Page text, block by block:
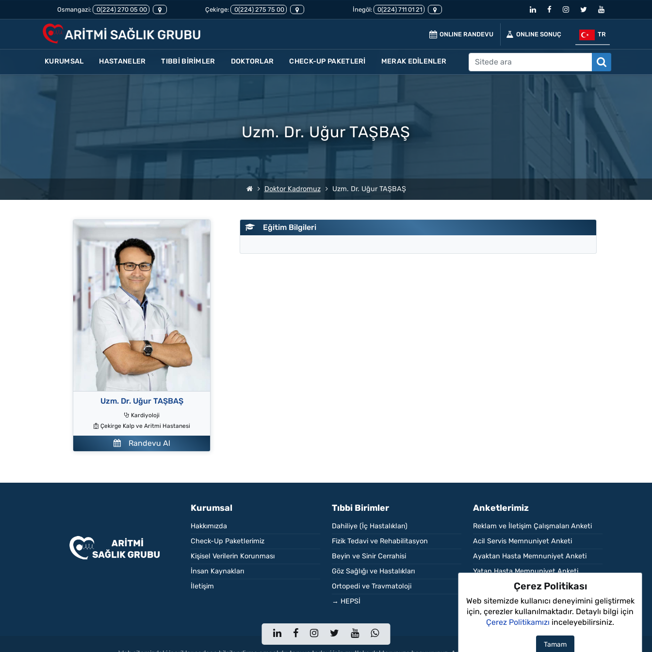
Osmangazi: 0(224) 270 05 00 Çekirge: 0(224) 275 75 00 İnegöl: 0(224) 711 01 21
ONLINE RANDEVU ONLINE SONUÇ TR
KURUMSAL HASTANELER TIBBİ BİRİMLER DOKTORLAR CHECK-UP PAKETLERİ MERAK EDİLENLER
Uzm. Dr. Uğur TAŞBAŞ
Doktor Kadromuz Uzm. Dr. Uğur TAŞBAŞ
Uzm. Dr. Uğur TAŞBAŞ
Kardiyoloji
Çekirge Kalp ve Aritmi Hastanesi
Randevu Al
Eğitim Bilgileri
Kurumsal
Hakkımızda
Check-Up Paketlerimiz
Kişisel Verilerin Korunması
İnsan Kaynakları
İletişim
Tıbbi Birimler
Dahiliye (İç Hastalıkları)
Fizik Tedavi ve Rehabilitasyon
Beyin ve Sinir Cerrahisi
Göz Sağlığı ve Hastalıkları
Ortopedi ve Travmatoloji
→ HEPSİ
Anketlerimiz
Reklam ve İletişim Çalışmaları Anketi
Acil Servis Memnuniyet Anketi
Ayaktan Hasta Memnuniyet Anketi
Yatan Hasta Memnuniyet Anketi
Çalışan Memnuniyet Anketi
Çerez Politikası
Web sitemizde kullanıcı deneyimini geliştirmek
için, çerezler kullanılmaktadır. Detaylı bilgi için
Çerez Politikamızı inceleyebilirsiniz.
Tamam